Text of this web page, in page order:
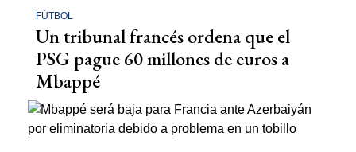
FÚTBOL
Un tribunal francés ordena que el
PSG pague 60 millones de euros a
Mbappé